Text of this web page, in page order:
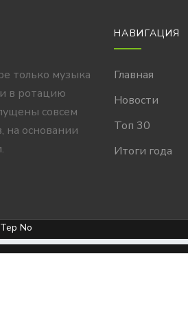
No
только музыка
в ротацию
совсем
на основании
НАВИГАЦИЯ
Главная
Новости
Топ 30
Итоги года